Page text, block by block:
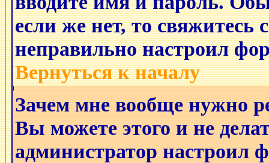
если же нет, то свяжитесь
неправильно настроил
Вернуться к началу
Зачем мне вообще нужно
Вы можете этого и не
администратор